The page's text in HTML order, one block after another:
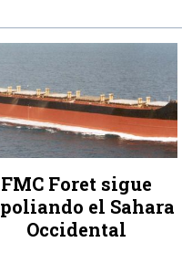
FMC Foret sigue
el Sahara
Occidental